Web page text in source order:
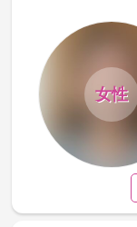
女性